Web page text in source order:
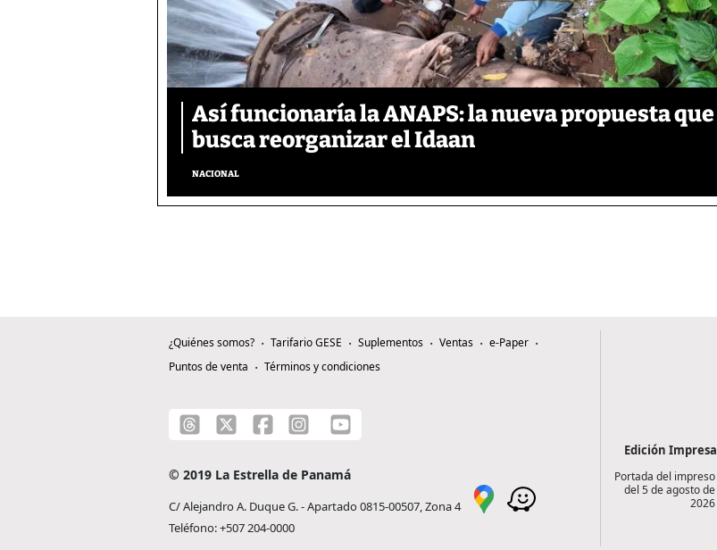
Así funcionaría la ANAPS: la nueva propuesta que
busca reorganizar el Idaan
NACIONAL
¿Quiénes somos? Tarifario GESE Suplementos Ventas
e-Paper
Puntos de venta
Términos y condiciones
© 2019 La Estrella de Panamá
C/ Alejandro A. Duque G. - Apartado 0815-00507, Zona 4
Teléfono: +507 204-0000
Edición Impresa
Portada del impreso
del 5 de agosto de
2026